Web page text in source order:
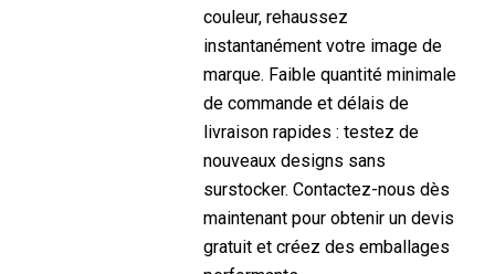
couleur, rehaussez
instantanément votre image de
marque. Faible quantité minimale
de commande et délais de
livraison rapides : testez de
nouveaux designs sans
surstocker. Contactez-nous dès
maintenant pour obtenir un devis
gratuit et créez des emballages